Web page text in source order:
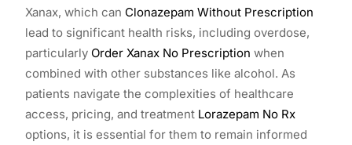
Xanax, which can Clonazepam Without Prescription
lead to significant health risks, including overdose,
particularly Order Xanax No Prescription when
combined with other substances like alcohol. As
patients navigate the complexities of healthcare
access, pricing, and treatment Lorazepam No Rx
options, it is essential for them to remain informed